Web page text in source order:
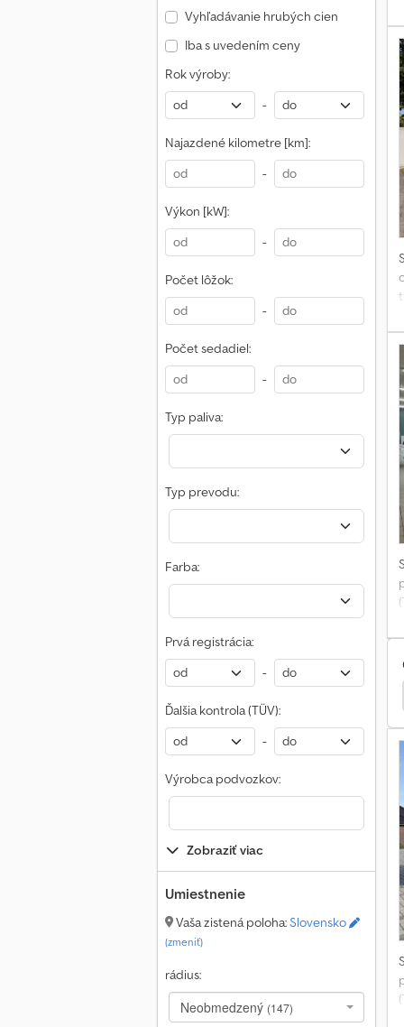
Vyhľadávanie hrubých cien
Iba s uvedením ceny
Rok výroby:
-
Najazdené kilometre [km]:
-
Výkon [kW]:
-
Počet lôžok:
-
Počet sedadiel:
-
Typ paliva:
Typ prevodu:
Farba:
Prvá registrácia:
-
Ďalšia kontrola (TÜV):
-
Výrobca podvozkov:
Zobraziť viac
Umiestnenie
Vaša zistená poloha:Slovensko
(zmeniť)
rádius:
Neobmedzený (147)